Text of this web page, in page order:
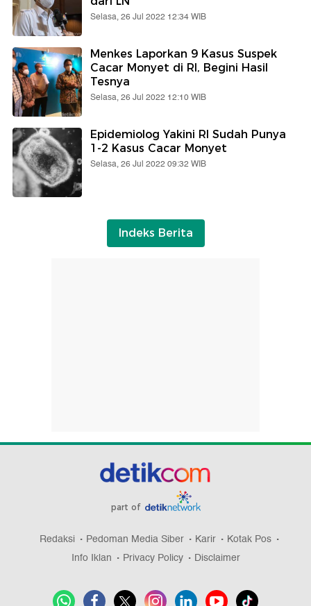
Selasa, 26 Jul 2022 12:34 WIB
Menkes Laporkan 9 Kasus Suspek
Cacar Monyet di RI, Begini Hasil
Tesnya
Selasa, 26 Jul 2022 12:10 WIB
Epidemiolog Yakini RI Sudah Punya
1-2 Kasus Cacar Monyet
Selasa, 26 Jul 2022 09:32 WIB
Indeks Berita
part of
Redaksi Pedoman Media Siber Karir
Kotak Pos
Info Iklan
Privacy Policy Disclaimer